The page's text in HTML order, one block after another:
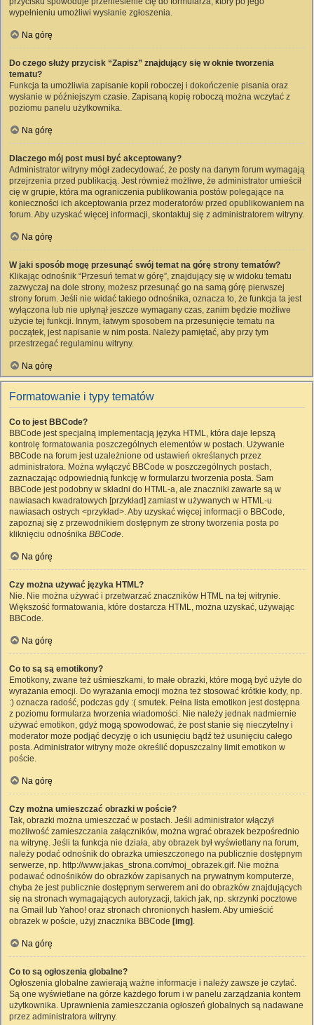
wypełnieniu umożliwi wysłanie zgłoszenia.
Na górę
Do czego służy przycisk “Zapisz” znajdujący się w oknie tworzenia
tematu?
Funkcja ta umożliwia zapisanie kopii roboczej i dokończenie pisania oraz
wysłanie w późniejszym czasie. Zapisaną kopię roboczą można wczytać z
poziomu panelu użytkownika.
Na górę
Dlaczego mój post musi być akceptowany?
Administrator witryny mógł zadecydować, że posty na danym forum wymagają
przejrzenia przed publikacją. Jest również możliwe, że administrator umieścił
cię w grupie, która ma ograniczenia publikowania postów polegające na
konieczności ich akceptowania przez moderatorów przed opublikowaniem na
forum. Aby uzyskać więcej informacji, skontaktuj się z administratorem witryny.
Na górę
W jaki sposób mogę przesunąć swój temat na górę strony tematów?
Klikając odnośnik “Przesuń temat w górę”, znajdujący się w widoku tematu
zazwyczaj na dole strony, możesz przesunąć go na samą górę pierwszej
strony forum. Jeśli nie widać takiego odnośnika, oznacza to, że funkcja ta jest
wyłączona lub nie upłynął jeszcze wymagany czas, zanim będzie możliwe
użycie tej funkcji. Innym, łatwym sposobem na przesunięcie tematu na
początek, jest napisanie w nim posta. Należy pamiętać, aby przy tym
przestrzegać regulaminu witryny.
Na górę
Formatowanie i typy tematów
Co to jest BBCode?
BBCode jest specjalną implementacją języka HTML, która daje lepszą
kontrolę formatowania poszczególnych elementów w postach. Używanie
BBCode na forum jest uzależnione od ustawień określanych przez
administratora. Można wyłączyć BBCode w poszczególnych postach,
zaznaczając odpowiednią funkcję w formularzu tworzenia posta. Sam
BBCode jest podobny w składni do HTML-a, ale znaczniki zawarte są w
nawiasach kwadratowych [przykład] zamiast w używanych w HTML-u
nawiasach ostrych <przykład>. Aby uzyskać więcej informacji o BBCode,
zapoznaj się z przewodnikiem dostępnym ze strony tworzenia posta po
kliknięciu odnośnika BBCode.
Na górę
Czy można używać języka HTML?
Nie. Nie można używać i przetwarzać znaczników HTML na tej witrynie.
Większość formatowania, które dostarcza HTML, można uzyskać, używając
BBCode.
Na górę
Co to są są emotikony?
Emotikony, zwane też uśmieszkami, to małe obrazki, które mogą być użyte do
wyrażania emocji. Do wyrażania emocji można też stosować krótkie kody, np.
:) oznacza radość, podczas gdy :( smutek. Pełna lista emotikon jest dostępna
z poziomu formularza tworzenia wiadomości. Nie należy jednak nadmiernie
używać emotikon, gdyż mogą spowodować, że post stanie się nieczytelny i
moderator może podjąć decyzję o ich usunięciu bądź też usunięciu całego
posta. Administrator witryny może określić dopuszczalny limit emotikon w
poście.
Na górę
Czy można umieszczać obrazki w poście?
Tak, obrazki można umieszczać w postach. Jeśli administrator włączył
możliwość zamieszczania załączników, można wgrać obrazek bezpośrednio
na witrynę. Jeśli ta funkcja nie działa, aby obrazek był wyświetlany na forum,
należy podać odnośnik do obrazka umieszczonego na publicznie dostępnym
serwerze, np. http://www.jakas_strona.com/moj_obrazek.gif. Nie można
podawać odnośników do obrazków zapisanych na prywatnym komputerze,
chyba że jest publicznie dostępnym serwerem ani do obrazków znajdujących
się na stronach wymagających autoryzacji, takich jak, np. skrzynki pocztowe
na Gmail lub Yahoo! oraz stronach chronionych hasłem. Aby umieścić
obrazek w poście, użyj znacznika BBCode [img] .
Na górę
Co to są ogłoszenia globalne?
Ogłoszenia globalne zawierają ważne informacje i należy zawsze je czytać.
Są one wyświetlane na górze każdego forum i w panelu zarządzania kontem
użytkownika. Uprawnienia zamieszczania ogłoszeń globalnych są nadawane
przez administratora witryny.